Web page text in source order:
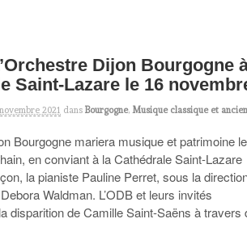
Dijon Bourgogne
Saint-Lazare le 16
2021 dans Bourgogne,Musique classique et
Bourgogne mariera musique et patrimoine
en conviant à la Cathédrale Saint-Lazare
la pianiste Pauline Perret, sous la
Waldman. L’ODB et leurs invités
disparition de Camille Saint-Saëns à travers